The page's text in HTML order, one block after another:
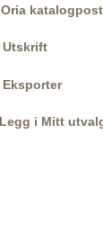
Oria katalogpost
Utskrift
Eksporter
Legg i Mitt